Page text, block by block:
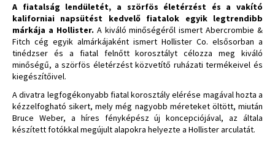
A fiatalság lendületét, a szörfös életérzést és a vakító
kaliforniai napsütést kedvelő fiatalok egyik legtrendibb
márkája a Hollister. A kiváló minőségéről ismert Abercrombie &
Fitch cég egyik almárkájaként ismert Hollister Co. elsősorban a
tinédzser és a fiatal felnőtt korosztályt célozza meg kiváló
minőségű, a szörfös életérzést közvetítő ruházati termékeivel és
kiegészítőivel.
A divatra legfogékonyabb fiatal korosztály elérése magával hozta a
kézzelfogható sikert, mely még nagyobb méreteket öltött, miután
Bruce Weber, a híres fényképész új koncepciójával, az általa
készített fotókkal megújult alapokra helyezte a Hollister arculatát.